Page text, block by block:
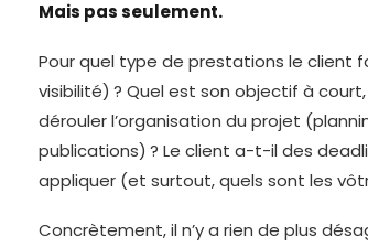
Mais pas seulement.
Pour quel type de prestations le client
visibilité) ? Quel est son objectif à
dérouler l’organisation du projet
publications) ? Le client a-t-il des
appliquer (et surtout, quels sont les
Concrètement, il n’y a rien de plus